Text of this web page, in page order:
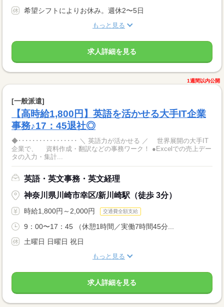
希望シフトによりお休み。週休2〜5日
もっと見る
求人詳細を見る
1週間以内公開
[一般派遣]
【高時給1,800円】英語を活かせる大手IT企業
事務♪17：45退社◎
◆･････････････････ ＼ 英語力が活かせる ／ 世界展開の大手IT
企業で、 資料作成・翻訳などの事務ワーク！ ●Excelでの売上デー
タの入力・集計...
英語・英文事務・英文経理
神奈川県川崎市幸区/新川崎駅（徒歩 3分）
時給1,800円～2,000円 交通費全額支給
9：00〜17：45 （休憩1時間／実働7時間45分...
土曜日 日曜日 祝日
もっと見る
求人詳細を見る